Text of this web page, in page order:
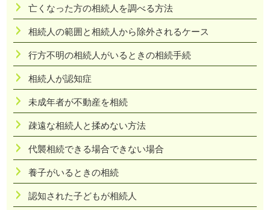
亡くなった方の相続人を調べる方法
相続人の範囲と相続人から除外されるケース
行方不明の相続人がいるときの相続手続
相続人が認知症
未成年者が不動産を相続
疎遠な相続人と揉めない方法
代襲相続できる場合できない場合
養子がいるときの相続
認知された子どもが相続人